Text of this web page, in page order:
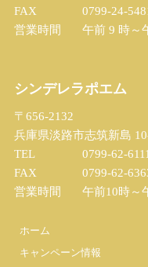
FAX
0799-24-
営業時間
午前 9 時～
シンデレラポエム
〒656-2132
兵庫県淡路市志筑新島
TEL
0799-62-6111
FAX
0799-62-
営業時間
午前10時～
ホーム
キャンペーン情報